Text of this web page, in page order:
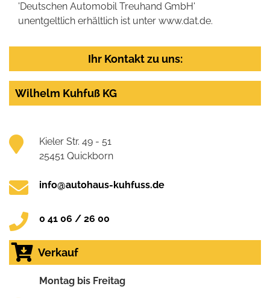
'Deutschen Automobil Treuhand GmbH'
unentgeltlich erhältlich ist unter www.dat.de.
Ihr Kontakt zu uns:
Wilhelm Kuhfuß KG
Kieler Str. 49 - 51
25451 Quickborn
info@autohaus-kuhfuss.de
0 41 06 / 26 00
Verkauf
Montag bis Freitag